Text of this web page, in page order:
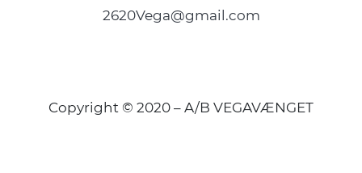
2620Vega@gmail.com
Copyright © 2020 – A/B VEGAVÆNGET